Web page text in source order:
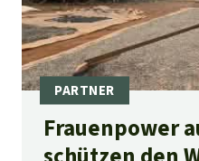
Frauenpower